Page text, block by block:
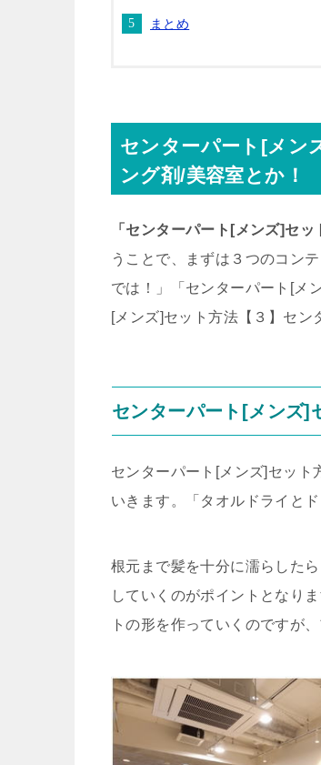
まとめ
センターパート[メン
ング剤/美容室とか！
「センターパート[メンズ]セ
うことで、まずは３つのコン
では！」「センターパート[メ
[メンズ]セット方法【３】セン
センターパート[メンズ]
センターパート[メンズ]セット
いきます。「タオルドライと
根元まで髪を十分に濡らした
していくのがポイントとなり
トの形を作っていくのですが